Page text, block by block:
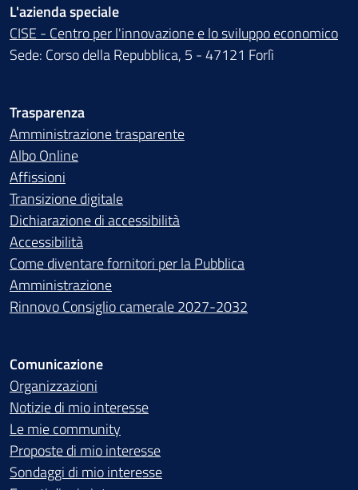
L'azienda speciale
CISE - Centro per l'innovazione e lo sviluppo economico
Sede: Corso della Repubblica, 5 - 47121 Forlì
Trasparenza
Amministrazione trasparente
Albo Online
Affissioni
Transizione digitale
Dichiarazione di accessibilità
Accessibilità
Come diventare fornitori per la Pubblica
Amministrazione
Rinnovo Consiglio camerale 2027-2032
Comunicazione
Organizzazioni
Notizie di mio interesse
Le mie community
Proposte di mio interesse
Sondaggi di mio interesse